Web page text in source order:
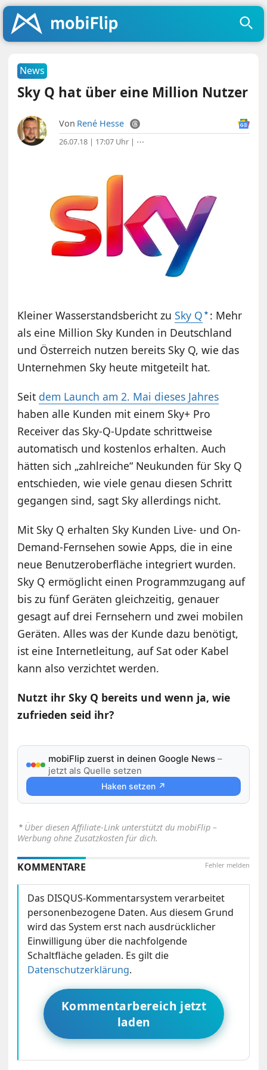
News
Sky Q hat über eine Million Nutzer
Von René Hesse
26.07.18 | 17:07 Uhr | ⋯
Kleiner Wasserstandsbericht zuSky Q : Mehr
als eine Million Sky Kunden in Deutschland
und Österreich nutzen bereits Sky Q, wie das
Unternehmen Sky heute mitgeteilt hat.
Seit dem Launch am 2. Mai dieses Jahres
haben alle Kunden mit einem Sky+ Pro
Receiver das Sky-Q-Update schrittweise
automatisch und kostenlos erhalten. Auch
hätten sich „zahlreiche“ Neukunden für Sky Q
entschieden, wie viele genau diesen Schritt
gegangen sind, sagt Sky allerdings nicht.
Mit Sky Q erhalten Sky Kunden Live- und On-
Demand-Fernsehen sowie Apps, die in eine
neue Benutzeroberfläche integriert wurden.
Sky Q ermöglicht einen Programmzugang auf
bis zu fünf Geräten gleichzeitig, genauer
gesagt auf drei Fernsehern und zwei mobilen
Geräten. Alles was der Kunde dazu benötigt,
ist eine Internetleitung, auf Sat oder Kabel
kann also verzichtet werden.
Nutzt ihr Sky Q bereits und wenn ja, wie
zufrieden seid ihr?
mobiFlip zuerst in deinen Google News –
jetzt als Quelle setzen
Haken setzen ↗
⋆ Über diesen Affiliate-Link unterstützt du mobiFlip –
Werbung ohne Zusatzkosten für dich.
Fehler melden
KOMMENTARE
Das DISQUS-Kommentarsystem verarbeitet
personenbezogene Daten. Aus diesem Grund
wird das System erst nach ausdrücklicher
Einwilligung über die nachfolgende
Schaltfläche geladen. Es gilt die
Datenschutzerklärung.
Kommentarbereich jetzt
laden